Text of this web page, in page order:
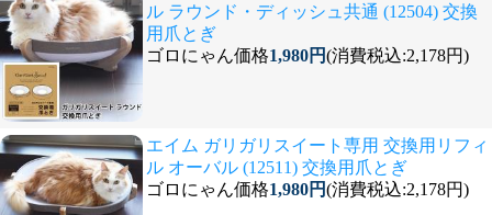
ル ラウンド・ディッシュ共通 (12504) 交換
用爪とぎ
ゴロにゃん価格1,980円(消費税込:2,178円)
エイム ガリガリスイート専用 交換用リフィ
ル オーバル (12511) 交換用爪とぎ
ゴロにゃん価格1,980円(消費税込:2,178円)